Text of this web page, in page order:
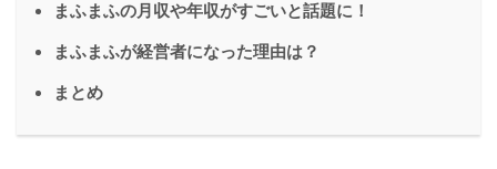
まふまふの月収や年収がすごいと話題に！
まふまふが経営者になった理由は？
まとめ